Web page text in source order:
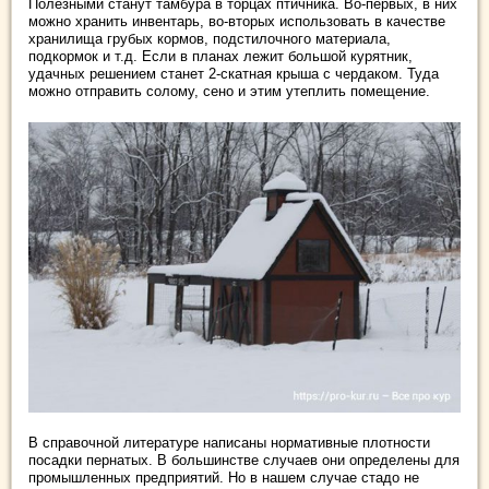
Полезными станут тамбура в торцах птичника. Во-первых, в них
можно хранить инвентарь, во-вторых использовать в качестве
хранилища грубых кормов, подстилочного материала,
подкормок и т.д. Если в планах лежит большой курятник,
удачных решением станет 2-скатная крыша с чердаком. Туда
можно отправить солому, сено и этим утеплить помещение.
В справочной литературе написаны нормативные плотности
посадки пернатых. В большинстве случаев они определены для
промышленных предприятий. Но в нашем случае стадо не